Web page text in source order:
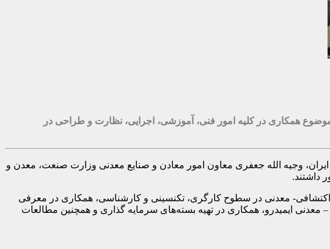
همکاری در کلیه امور فنی، آموزشی، اجرایی، نظارت و طراحی در
وجیه الله جعفری معاون امور معادن و صنایع معدنی وزارت صنعت، معدن و
داشتند.
اکتشافی- معدنی در سطوح کارگری، تکنسینی و کارشناسی، همکاری در معرفی
ایمیدرو، همکاری در تهیه بسته‌های سرمایه گذاری و همچنین مطالعات